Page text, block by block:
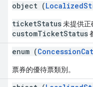
object (
ticketStatus未提供正
customTicketStatus
enum (
票券的優待票類別。